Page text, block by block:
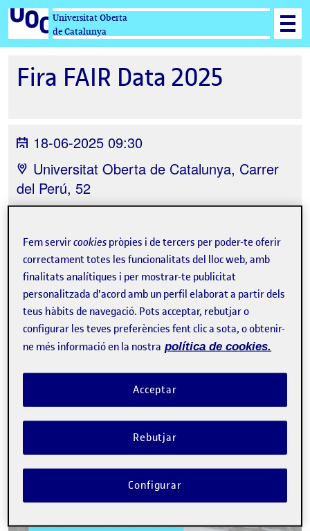
Universitat Oberta
de Catalunya
Fira FAIR Data 2025
18-06-2025 09:30
Universitat Oberta de Catalunya, Carrer
del Perú, 52
Tweet
La inscripció ha finalitzat.
Inscriure-s'hi
Fem servircookies pròpies i de tercers per poder-te oferir
correctament totes les funcionalitats del lloc web, amb
finalitats analítiques i per mostrar-te publicitat
personalitzada d'acord amb un perfil elaborat a partir dels
teus hàbits de navegació. Pots acceptar, rebutjar o
configurar les teves preferències fent clic a sota, o obtenir-
ne més informació en la nostra política de cookies.
Rebutjar
Acceptar
Configurar